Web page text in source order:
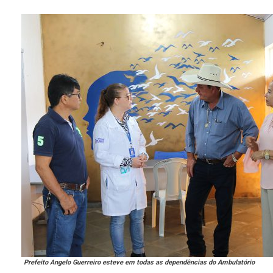
Prefeito Angelo Guerreiro esteve em todas as dependências do Ambulatório